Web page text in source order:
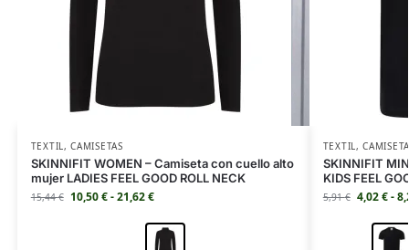
TEXTIL,CAMISETAS
SKINNIFIT WOMEN – Camiseta con cuello alto
mujer LADIES FEEL GOOD ROLL NECK
15,44€ 10,50€-21,62€
TEXTIL,
SKINNIFIT
KIDS FEEL
5,91€ 4,02€-